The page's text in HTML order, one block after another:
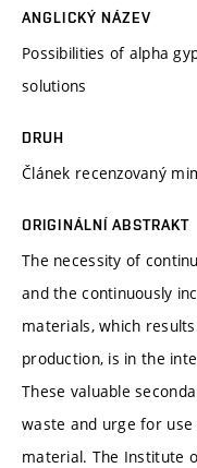
ANGLICKÝ NÁZEV
Possibilities of alpha
solutions
DRUH
Článek recenzovaný
ORIGINÁLNÍ ABSTRAKT
The necessity of
and the continuously
materials, which
production, is in the
These valuable
waste and urge for use
material. The Institute